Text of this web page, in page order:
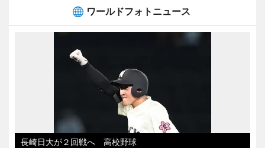
ワールドフォトニュース
長崎日大が２回戦へ 高校野球